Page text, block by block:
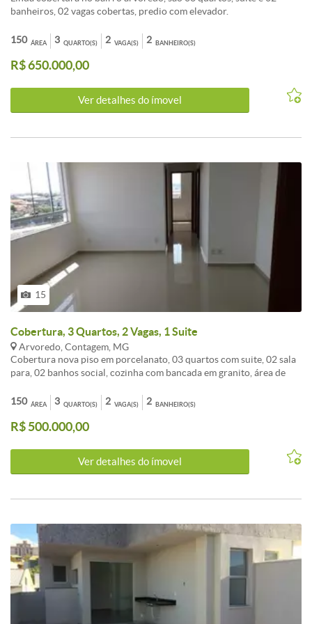
banheiros, 02 vagas cobertas, predio com elevador.
ÁREA
150 QUARTO(S)
3 VAGA(S)
2 BANHEIRO(S)
2
R$ 650.000,00
Ver detalhes do ímovel
15
Cobertura, 3 Quartos, 2 Vagas, 1 Suite
Arvoredo, Contagem, MG
Cobertura nova piso em porcelanato, 03 quartos com suite, 02 sala
para, 02 banhos social, cozinha com bancada em granito, área de
ÁREA
150 QUARTO(S)
3 VAGA(S)
2 BANHEIRO(S)
2
R$ 500.000,00
Ver detalhes do ímovel